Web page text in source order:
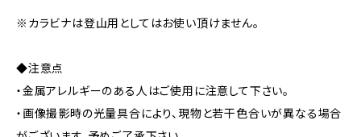
※カラビナは登山用としてはお使い頂けません。
◆注意点
・金属アレルギーのある人はご使用に注意して下さい。
・画像撮影時の光量具合により、現物と若干色合いが異なる場合